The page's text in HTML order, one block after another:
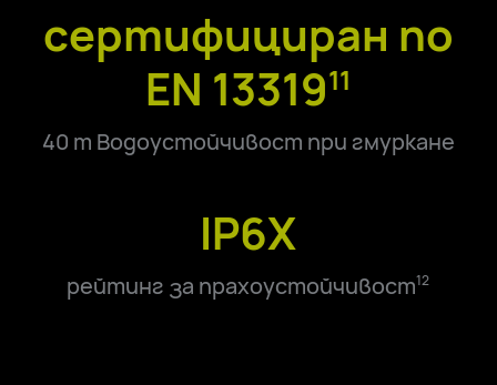
сертифициран по
EN 1331911
40 m Водоустойчивост при гмуркане
IP6X
рейтинг за прахоустойчивост12